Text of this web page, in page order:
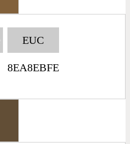
EUC
8EA8EBFE